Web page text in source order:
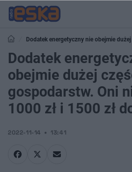
Dodatek energetyczny nie obejmie
dostaną 1000 zł i 1500 zł dodatku
Dodatek
obejmie dużej
gospodarstw. Oni
1000 zł i 1500 zł
2022-11-14 13:41